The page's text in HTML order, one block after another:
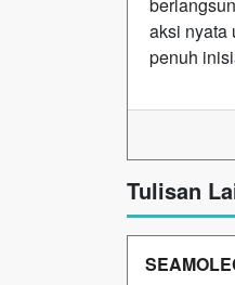
aksi nyata
penuh
Tulisan